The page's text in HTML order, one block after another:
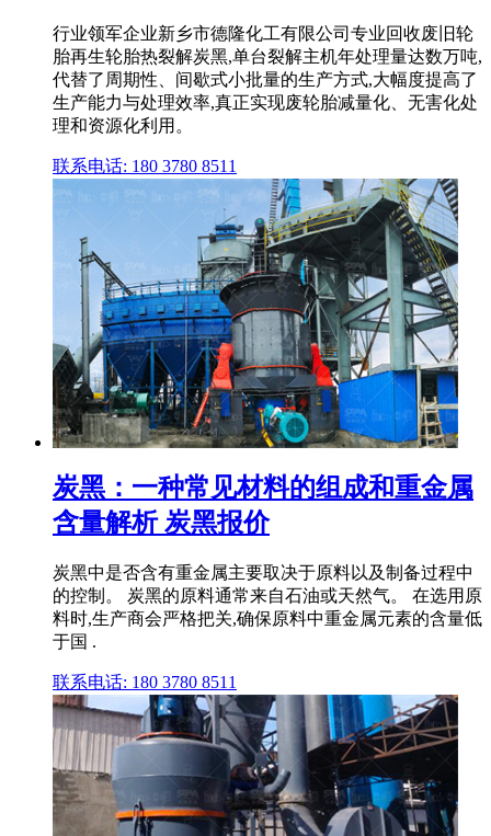
行业领军企业新乡市德隆化工有限公司专业回收废旧轮
胎再生轮胎热裂解炭黑,单台裂解主机年处理量达数万吨,
代替了周期性、间歇式小批量的生产方式,大幅度提高了
生产能力与处理效率,真正实现废轮胎减量化、无害化处
理和资源化利用。
联系电话: 180 3780 8511
炭黑：一种常见材料的组成和重金属
含量解析 炭黑报价
炭黑中是否含有重金属主要取决于原料以及制备过程中
的控制。 炭黑的原料通常来自石油或天然气。 在选用原
料时,生产商会严格把关,确保原料中重金属元素的含量低
于国 .
联系电话: 180 3780 8511